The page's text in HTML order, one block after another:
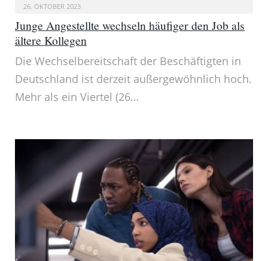
26. OKTOBER 2023
Junge Angestellte wechseln häufiger den Job als
ältere Kollegen
Die Wechselbereitschaft der Beschäftigten in
Deutschland ist derzeit außergewöhnlich hoch.
Mehr als ein Viertel (26…